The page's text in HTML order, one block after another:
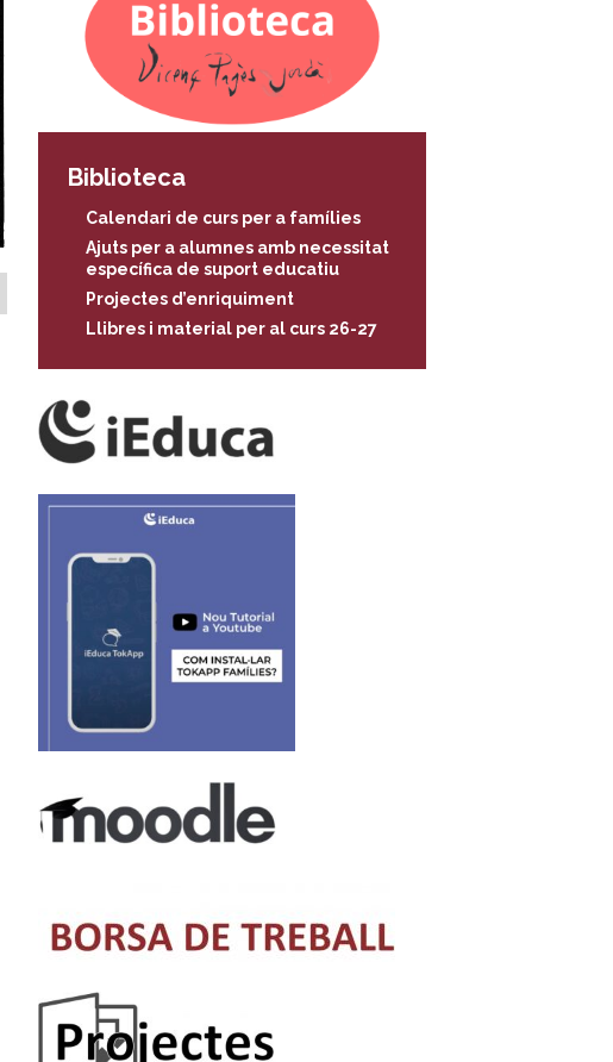
Biblioteca
Calendari de curs per a famílies
Ajuts per a alumnes amb necessitat
específica de suport educatiu
Projectes d’enriquiment
Llibres i material per al curs 26-27